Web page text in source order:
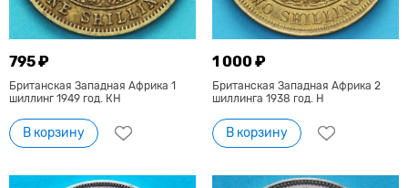
795 ₽
Британская Западная Африка 1
шиллинг 1949 год. КН
В корзину
1 000 ₽
Британская Западная Африка 2
шиллинга 1938 год. Н
В корзину